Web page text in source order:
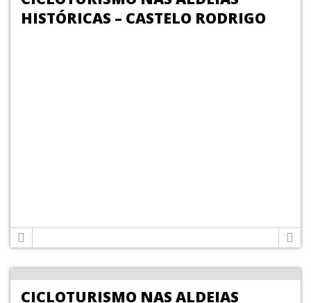
HISTÓRICAS – CASTELO RODRIGO
CICLOTURISMO NAS ALDEIAS